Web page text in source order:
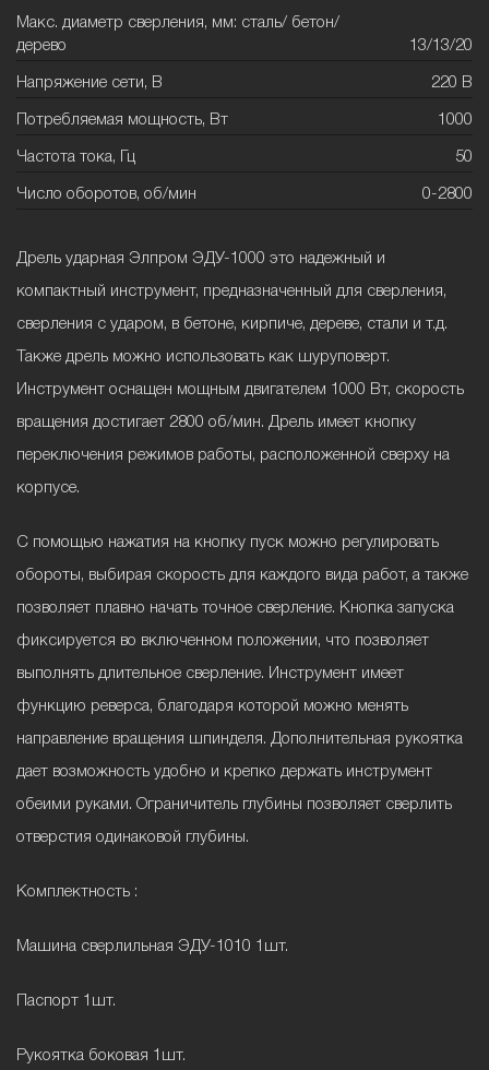
Макс. диаметр сверления, мм: сталь/ бетон/
дерево
13/13/20
Напряжение сети, В 220 В
Потребляемая мощность, Вт 1000
Частота тока, Гц 50
Число оборотов, об/мин 0-2800
Дрель ударная Элпром ЭДУ-1000 это надежный и
компактный инструмент, предназначенный для сверления,
сверления с ударом, в бетоне, кирпиче, дереве, стали и т.д.
Также дрель можно использовать как шуруповерт.
Инструмент оснащен мощным двигателем 1000 Вт, скорость
вращения достигает 2800 об/мин. Дрель имеет кнопку
переключения режимов работы, расположенной сверху на
корпусе.
С помощью нажатия на кнопку пуск можно регулировать
обороты, выбирая скорость для каждого вида работ, а также
позволяет плавно начать точное сверление. Кнопка запуска
фиксируется во включенном положении, что позволяет
выполнять длительное сверление. Инструмент имеет
функцию реверса, благодаря которой можно менять
направление вращения шпинделя. Дополнительная рукоятка
дает возможность удобно и крепко держать инструмент
обеими руками. Ограничитель глубины позволяет сверлить
отверстия одинаковой глубины.
Комплектность :
Машина сверлильная ЭДУ-1010 1шт.
Паспорт 1шт.
Рукоятка боковая 1шт.